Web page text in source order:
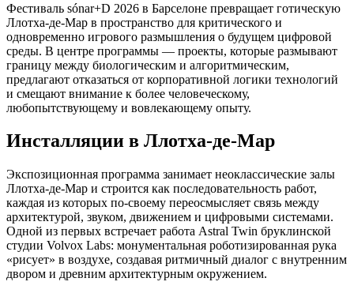
Фестиваль sónar+D 2026 в Барселоне превращает готическую
Ллотха-де-Мар в пространство для критического и
одновременно игрового размышления о будущем цифровой
среды. В центре программы — проекты, которые размывают
границу между биологическим и алгоритмическим,
предлагают отказаться от корпоративной логики технологий
и смещают внимание к более человеческому,
любопытствующему и вовлекающему опыту.
Инсталляции в Ллотха-де-Мар
Экспозиционная программа занимает неоклассические залы
Ллотха-де-Мар и строится как последовательность работ,
каждая из которых по-своему переосмысляет связь между
архитектурой, звуком, движением и цифровыми системами.
Одной из первых встречает работа Astral Twin бруклинской
студии Volvox Labs: монументальная роботизированная рука
«рисует» в воздухе, создавая ритмичный диалог с внутренним
двором и древним архитектурным окружением.